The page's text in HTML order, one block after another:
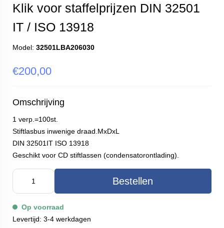
Klik voor staffelprijzen DIN 32501
IT / ISO 13918
Model: 32501LBA206030
€200,00
Omschrijving
1 verp.=100st.
Stiftlasbus inwenige draad.MxDxL
DIN 32501IT ISO 13918
Geschikt voor CD stiftlassen (condensatorontlading).
Bestellen
Op voorraad
Levertijd: 3-4 werkdagen